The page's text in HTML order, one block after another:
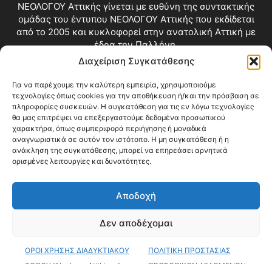
Διαχείριση Συγκατάθεσης
Για να παρέχουμε την καλύτερη εμπειρία, χρησιμοποιούμε
τεχνολογίες όπως cookies για την αποθήκευση ή/και την πρόσβαση σε
πληροφορίες συσκευών. Η συγκατάθεση για τις εν λόγω τεχνολογίες
θα μας επιτρέψει να επεξεργαστούμε δεδομένα προσωπικού
χαρακτήρα, όπως συμπεριφορά περιήγησης ή μοναδικά
αναγνωριστικά σε αυτόν τον ιστότοπο. Η μη συγκατάθεση ή η
ανάκληση της συγκατάθεσης, μπορεί να επηρεάσει αρνητικά
ορισμένες λειτουργίες και δυνατότητες.
Αποδοχή
Δεν αποδέχομαι
ΟΡΟΙ ΧΡΗΣΗΣ ΔΙΑΔΥΚΤΙΑΚΟΥ
ΠΟΛΙΤΙΚΗ ΠΡΟΣΤΑΣΙΑΣ
ΝΕΟΛΟΓΟΥ Αττικής γίνεται με ευθύνη της συντακτικής
ομάδας του έντυπου ΝΕΟΛΟΓΟΥ Αττικής που εκδίδεται
από το 2005 και κυκλοφορεί στην ανατολική Αττική με
έδρα την Παλλήνη.
Επικοινωνία:info@neologosattikis.gr
ΑΚΟΛΟΥΘΗΣΕ ΜΑΣ
Videos Όροι Χρήσης
© Copyright 2026 ΝΕΟΛΟΓΟΣ ΑΤΤΙΚΗΣ • All Rights Reserved •